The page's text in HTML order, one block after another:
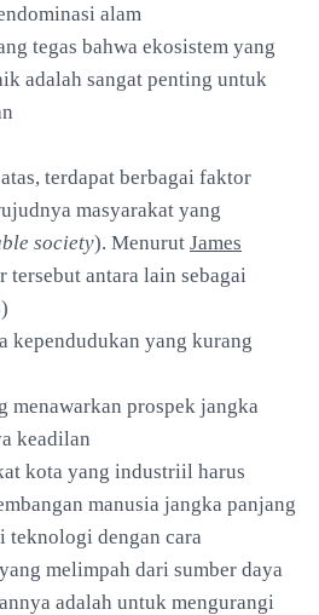
alam
tegas bahwa ekosistem yang
adalah sangat penting untuk
terdapat berbagai faktor
masyarakat yang
society). Menurut James
tersebut antara lain sebagai
kependudukan yang kurang
menawarkan prospek jangka
keadilan
kota yang industriil harus
manusia jangka panjang
teknologi dengan cara
melimpah dari sumber daya
adalah untuk mengurangi